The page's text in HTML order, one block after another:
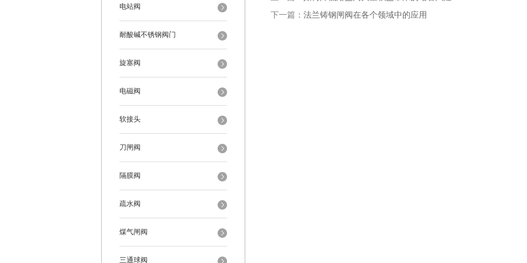
电站阀
耐酸碱不锈钢阀门
旋塞阀
电磁阀
软接头
刀闸阀
隔膜阀
疏水阀
煤气闸阀
三通球阀
下一篇： 法兰铸钢闸阀在各个领域中的应用